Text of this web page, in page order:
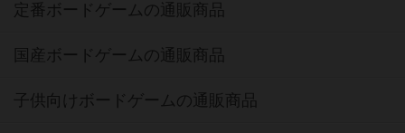
定番ボードゲームの通販商品
国産ボードゲームの通販商品
子供向けボードゲームの通販商品